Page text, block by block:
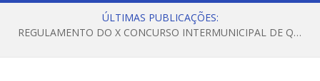
ÚLTIMAS PUBLICAÇÕES:
REGULAMENTO DO X CONCURSO INTERMUNICIPAL DE QUADRILHAS JUNINAS – 2026 – ARRAIÁ DA VENEZA